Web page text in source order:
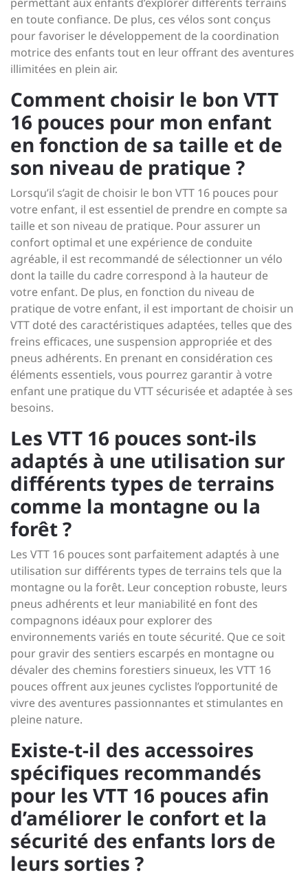
en toute confiance. De plus, ces vélos sont conçus
pour favoriser le développement de la coordination
motrice des enfants tout en leur offrant des aventures
illimitées en plein air.
Comment choisir le bon VTT
16 pouces pour mon enfant
en fonction de sa taille et de
son niveau de pratique ?
Lorsqu’il s’agit de choisir le bon VTT 16 pouces pour
votre enfant, il est essentiel de prendre en compte sa
taille et son niveau de pratique. Pour assurer un
confort optimal et une expérience de conduite
agréable, il est recommandé de sélectionner un vélo
dont la taille du cadre correspond à la hauteur de
votre enfant. De plus, en fonction du niveau de
pratique de votre enfant, il est important de choisir un
VTT doté des caractéristiques adaptées, telles que des
freins efficaces, une suspension appropriée et des
pneus adhérents. En prenant en considération ces
éléments essentiels, vous pourrez garantir à votre
enfant une pratique du VTT sécurisée et adaptée à ses
besoins.
Les VTT 16 pouces sont-ils
adaptés à une utilisation sur
différents types de terrains
comme la montagne ou la
forêt ?
Les VTT 16 pouces sont parfaitement adaptés à une
utilisation sur différents types de terrains tels que la
montagne ou la forêt. Leur conception robuste, leurs
pneus adhérents et leur maniabilité en font des
compagnons idéaux pour explorer des
environnements variés en toute sécurité. Que ce soit
pour gravir des sentiers escarpés en montagne ou
dévaler des chemins forestiers sinueux, les VTT 16
pouces offrent aux jeunes cyclistes l’opportunité de
vivre des aventures passionnantes et stimulantes en
pleine nature.
Existe-t-il des accessoires
spécifiques recommandés
pour les VTT 16 pouces afin
d’améliorer le confort et la
sécurité des enfants lors de
leurs sorties ?